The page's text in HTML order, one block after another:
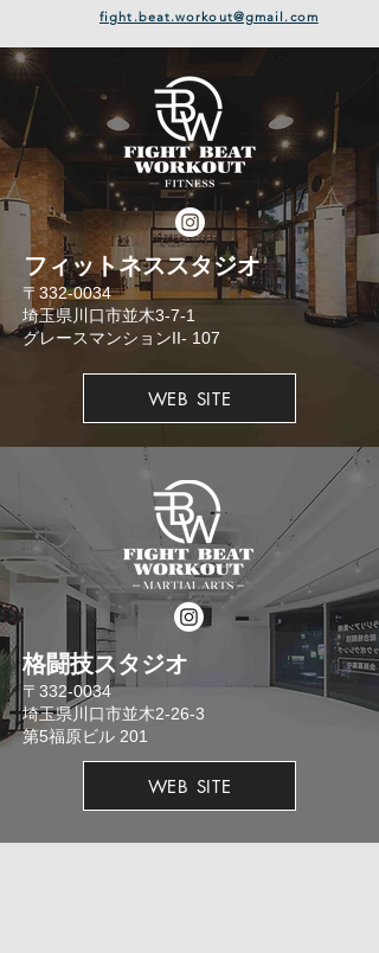
fight.beat.workout@gmail.com
​フィットネススタジオ
​〒332-0034
埼玉県川口市並木3-7-1
​グレースマンションII- 107
WEB SITE
格闘技スタジオ
​〒332-0034
埼玉県川口市並木2-26-3
​第5福原ビル 201
WEB SITE